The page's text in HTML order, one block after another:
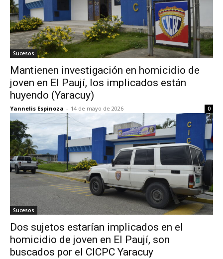
Sucesos
Mantienen investigación en homicidio de
joven en El Paují, los implicados están
huyendo (Yaracuy)
Yannelis Espinoza - 14 de mayo de 2026 0
Sucesos
Dos sujetos estarían implicados en el
homicidio de joven en El Paují, son
buscados por el CICPC Yaracuy